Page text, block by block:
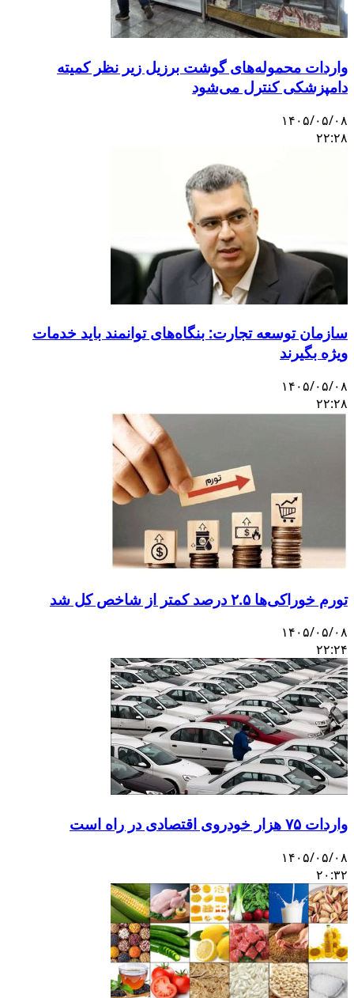
واردات محموله‌های گوشت برزیل زیر نظر کمیته
دامپزشکی کنترل می‌شود
۱۴۰۵/۰۵/۰۸
۲۲:۲۸
سازمان توسعه تجارت: بنگاه‌های توانمند باید خدمات
ویژه بگیرند
۱۴۰۵/۰۵/۰۸
۲۲:۲۸
تورم خوراکی‌ها ۲.۵ درصد کمتر از شاخص کل شد
۱۴۰۵/۰۵/۰۸
۲۲:۲۴
واردات ۷۵ هزار خودروی اقتصادی در راه است
۱۴۰۵/۰۵/۰۸
۲۰:۳۲